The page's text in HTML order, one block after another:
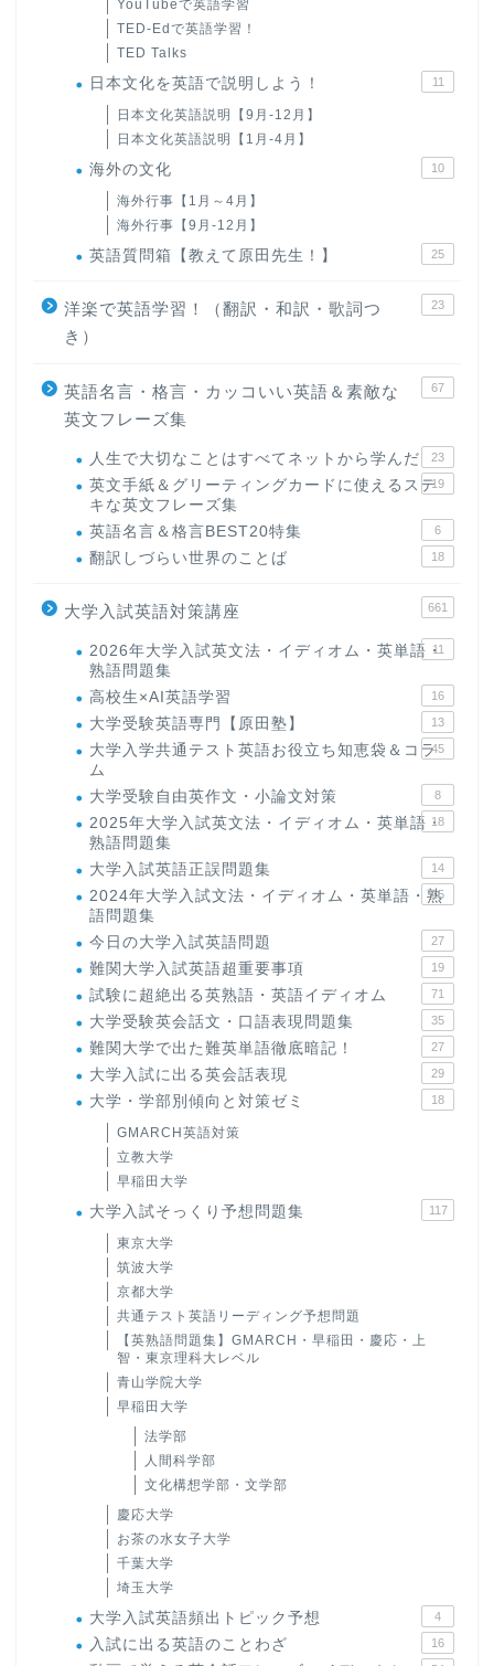
YouTubeで英語学習
TED-Edで英語学習！
TED Talks
日本文化を英語で説明しよう！ 11
日本文化英語説明【9月-12月】
日本文化英語説明【1月-4月】
海外の文化 10
海外行事【1月～4月】
海外行事【9月-12月】
英語質問箱【教えて原田先生！】 25
洋楽で英語学習！（翻訳・和訳・歌詞つ
き）
23
英語名言・格言・カッコいい英語＆素敵な
英文フレーズ集
67
人生で大切なことはすべてネットから学んだ 23
英文手紙＆グリーティングカードに使えるステ
キな英文フレーズ集
19
英語名言＆格言BEST20特集 6
翻訳しづらい世界のことば 18
大学入試英語対策講座 661
2026年大学入試英文法・イディオム・英単語・
熟語問題集
11
高校生×AI英語学習 16
大学受験英語専門【原田塾】 13
大学入学共通テスト英語お役立ち知恵袋＆コラ
ム
45
大学受験自由英作文・小論文対策 8
2025年大学入試英文法・イディオム・英単語・
熟語問題集
18
大学入試英語正誤問題集 14
2024年大学入試文法・イディオム・英単語・熟
語問題集
15
今日の大学入試英語問題 27
難関大学入試英語超重要事項 19
試験に超絶出る英熟語・英語イディオム 71
大学受験英会話文・口語表現問題集 35
難関大学で出た難英単語徹底暗記！ 27
大学入試に出る英会話表現 29
大学・学部別傾向と対策ゼミ 18
GMARCH英語対策
立教大学
早稲田大学
大学入試そっくり予想問題集 117
東京大学
筑波大学
京都大学
共通テスト英語リーディング予想問題
【英熟語問題集】GMARCH・早稲田・慶応・上
智・東京理科大レベル
青山学院大学
早稲田大学
法学部
人間科学部
文化構想学部・文学部
慶応大学
お茶の水女子大学
千葉大学
埼玉大学
大学入試英語頻出トピック予想 4
入試に出る英語のことわざ 16